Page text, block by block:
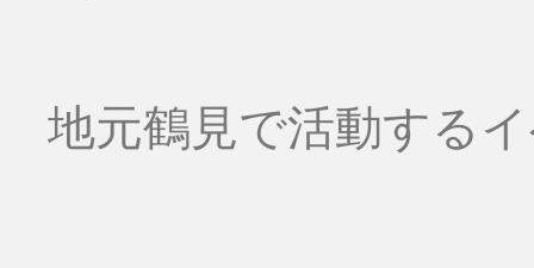
地元鶴見で活動する